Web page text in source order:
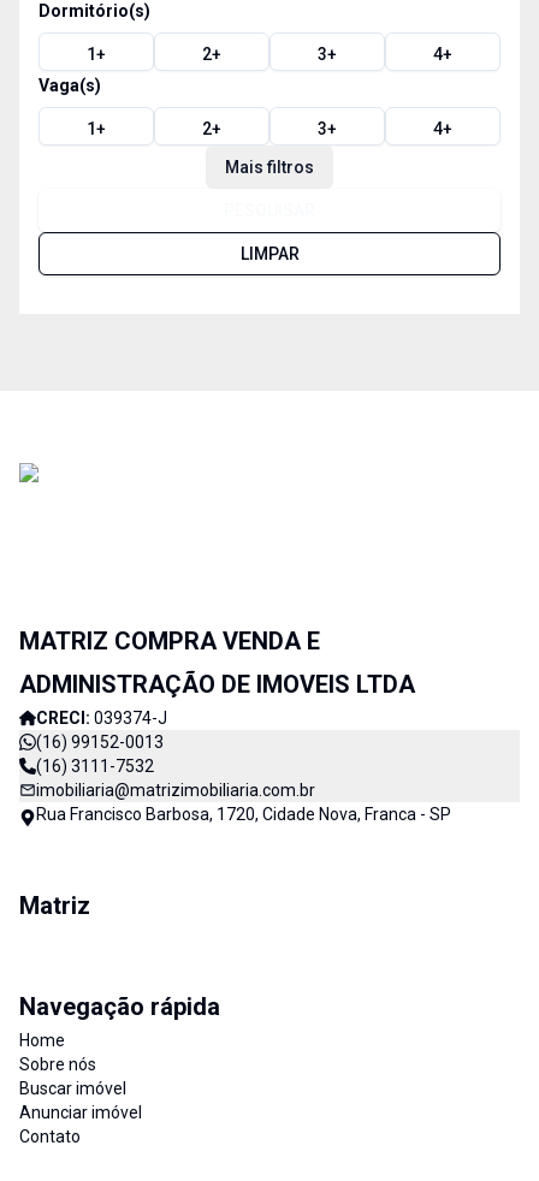
Dormitório(s)
1+ 2+ 3+ 4+
Vaga(s)
1+ 2+ 3+ 4+
Mais filtros
LIMPAR
MATRIZ COMPRA VENDA E
ADMINISTRAÇÃO DE IMOVEIS LTDA
CRECI: 039374-J
(16) 99152-0013
(16) 3111-7532
imobiliaria@matrizimobiliaria.com.br
Rua Francisco Barbosa, 1720, Cidade Nova, Franca - SP
Matriz
Navegação rápida
Home
Sobre nós
Buscar imóvel
Anunciar imóvel
Contato